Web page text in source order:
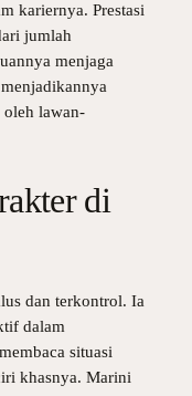
kariernya. Prestasi
jumlah
menjaga
oleh lawan-
di
dan terkontrol. Ia
dalam
situasi
khasnya. Marini